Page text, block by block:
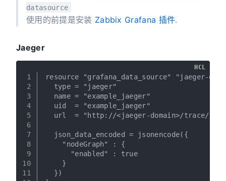
datasource
使用的前提是安装 Zabbix Grafana 插件.
Jaeger
1
2
3
4
5
6
7
8
9
10
11
resource "grafana_data_source" "jaeger-
  type = "jaeger"
  name = "example_jaeger"
  uid  = "example_jaeger"
  url  = "http://<jaeger-domain>/trace/"
  json_data_encoded = jsonencode({
    "nodeGraph" : {
      "enabled" : true
    }
  })
HCL